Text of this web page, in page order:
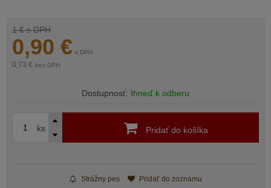
1 €s DPH
0,90 € s DPH
0,73 € bez DPH
Dostupnosť: Ihneď k odberu
ks Pridať do košíka
Strážny pes Pridať do zoznamu